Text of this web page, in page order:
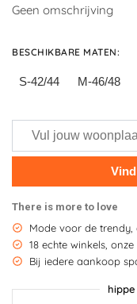
Geen omschrijving
BESCHIKBARE MATEN:
S-42/44 M-46/48
There is more to love
Mode voor de
18 echte winkels,
Bij iedere aankoop